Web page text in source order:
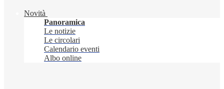
Novità
Panoramica
Le notizie
Le circolari
Calendario eventi
Albo online